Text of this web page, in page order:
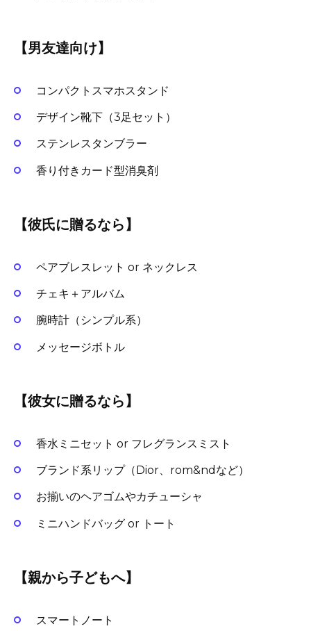
【男友達向け】
コンパクトスマホスタンド
デザイン靴下（3足セット）
ステンレスタンブラー
香り付きカード型消臭剤
【彼氏に贈るなら】
ペアブレスレット or ネックレス
チェキ＋アルバム
腕時計（シンプル系）
メッセージボトル
【彼女に贈るなら】
香水ミニセット or フレグランスミスト
ブランド系リップ（Dior、rom&ndなど）
お揃いのヘアゴムやカチューシャ
ミニハンドバッグ or トート
【親から子どもへ】
スマートノート